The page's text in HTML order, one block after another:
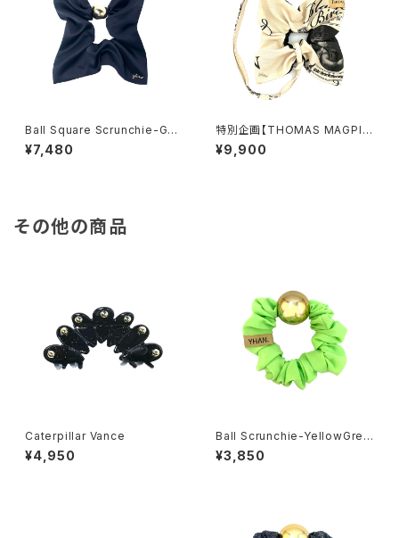
Ball Square Scrunchie-GO
LDBLACK
¥7,480
特別企画【THOMAS MAGPIE
×YHAN. 】T-magpie British
Print square scrunchie-KIN
¥9,900
その他の商品
Caterpillar Vance
¥4,950
Ball Scrunchie-YellowGree
n
¥3,850